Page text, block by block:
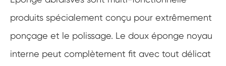
produits spécialement conçu pour extrêmement
ponçage et le polissage. Le doux éponge noyau
interne peut complètement fit avec tout délicat